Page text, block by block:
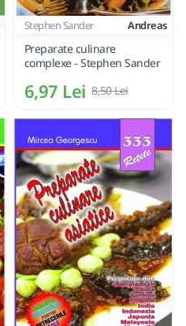
Stephen Sander Andreas
Preparate culinare
complexe - Stephen Sander
6,97 Lei 8,50 Lei